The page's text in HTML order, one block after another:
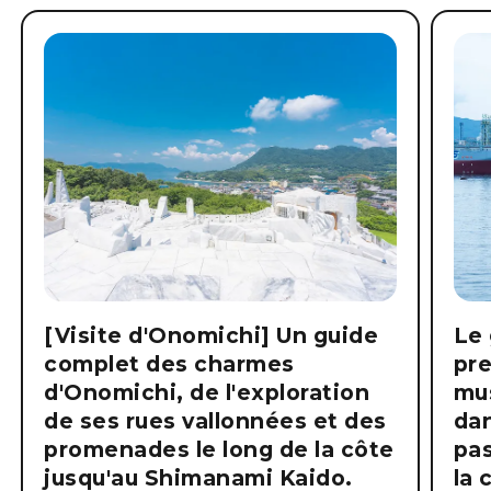
[Visite d'Onomichi] Un guide
complet des charmes
d'Onomichi, de l'exploration
de ses rues vallonnées et des
promenades le long de la côte
jusqu'au Shimanami Kaido.
Le
la